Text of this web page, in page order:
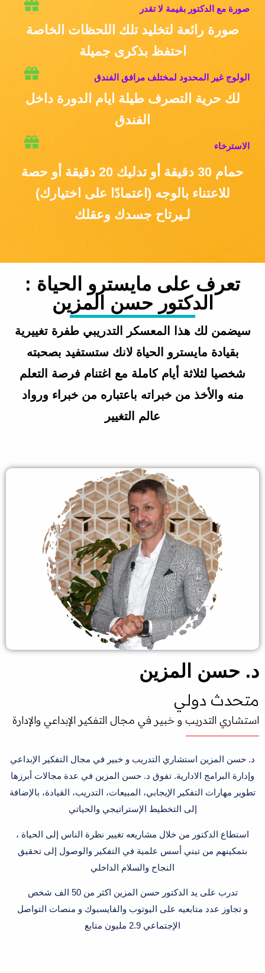
صورة مع الدكتور بقيمة لا تقدر
صورة رائعة لتخليد تلك اللحظات الخاصة
احتفظ بذكرى جميلة
الولوج غير المحدود لمختلف مرافق الفندق
لك حرية التصرف طيلة ايام الدورة داخل
الفندق
الاسترخاء
حمام 30 دقيقة أو تدليك 20 دقيقة أو حصة
للاعتناء بالوجه (اعتمادًا على اختيارك)
لـيرتاح جسدك وعقلك
تعرف على مايسترو الحياة :
الدكتور حسن المزين
سيضمن لك هذا المعسكر التدريبي طفرة تغييرية
بقيادة مايسترو الحياة لانك ستستفيد بصحبته
شخصيا لثلاثة أيام كاملة مع اغتنام فرصة التعلم
منه والأخذ من خبراته باعتباره من خبراء ورواد
عالم التغيير
د. حسن المزين
متحدث دولي
استشاري التدريب و خبير في مجال التفكير الإبداعي والإدارة
د. حسن المزين استشاري التدريب و خبير في مجال التفكير الإبداعي
وإدارة البرامج الادارية. تفوق د. حسن المزين في عدة مجالات أبرزها
تطوير مهارات التفكير الإيجابي، المبيعات، التدريب، القيادة، بالإضافة
إلى التخطيط الإستراتيجي والحياتي
استطاع الدكتور من خلال مشاريعه تغيير نظرة الناس إلى الحياة ،
بتمكينهم من تبني أسس علمية في التفكير والوصول إلى تحقيق
النجاح والسلام الداخلي
تدرب على يد الدكتور حسن المزين اكثر من 50 الف شخص
و تجاوز عدد متابعيه على اليوتوب والفايسبوك و منصات التواصل
الإجتماعي 2.9 مليون متابع